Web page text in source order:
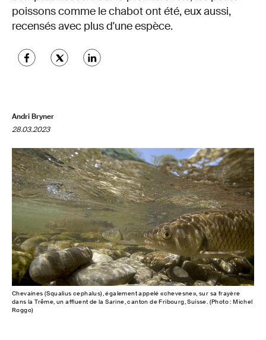
poissons comme le chabot ont été, eux aussi,
recensés avec plus d'une espèce.
Andri Bryner
28.03.2023
Chevaines (Squalius cephalus), également appelé «chevesne», sur sa frayère
dans la Trême, un affluent de la Sarine, canton de Fribourg, Suisse. (Photo : Michel
Roggo)